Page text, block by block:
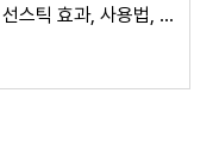
선스틱 선크림 차이 : 선스틱 효과, 사용법, 유통기한, 추천 3선